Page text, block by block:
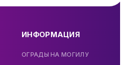
ИНФОРМАЦИЯ
ОГРАДЫ НА МОГИЛУ